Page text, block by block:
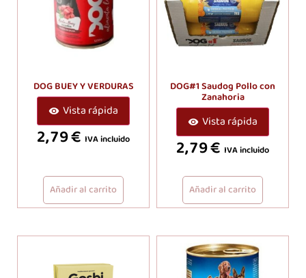
DOG BUEY Y VERDURAS
Vista rápida
2,79€ IVA incluido
Añadir al carrito
DOG#1 Saudog Pollo con
Zanahoria
Vista rápida
2,79€ IVA incluido
Añadir al carrito